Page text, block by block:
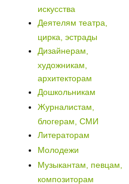
искусства
Деятелям театра,
цирка, эстрады
Дизайнерам,
художникам,
архитекторам
Дошкольникам
Журналистам,
блогерам, СМИ
Литераторам
Молодежи
Музыкантам, певцам,
композиторам